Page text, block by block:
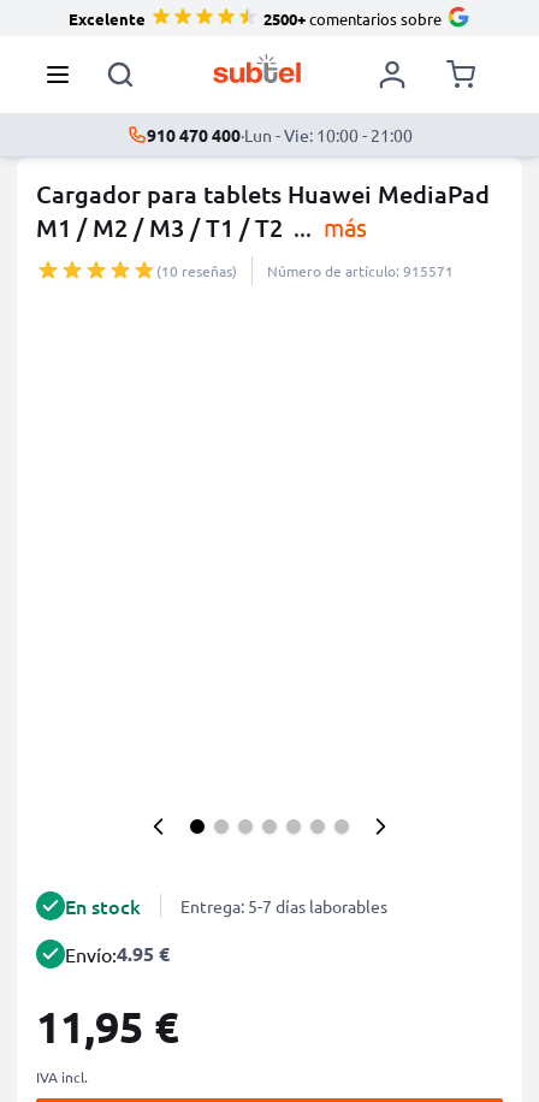
Excelente 2500+comentarios sobre
910 470 400·Lun - Vie: 10:00 - 21:00
Cargador para tablets Huawei MediaPad
M1 / M2 / M3 / T1 / T2 ... más
(10 reseñas) Número de artículo: 915571
En stock Entrega: 5-7 días laborables
Envío:4.95 €
11,95 €
IVA incl.